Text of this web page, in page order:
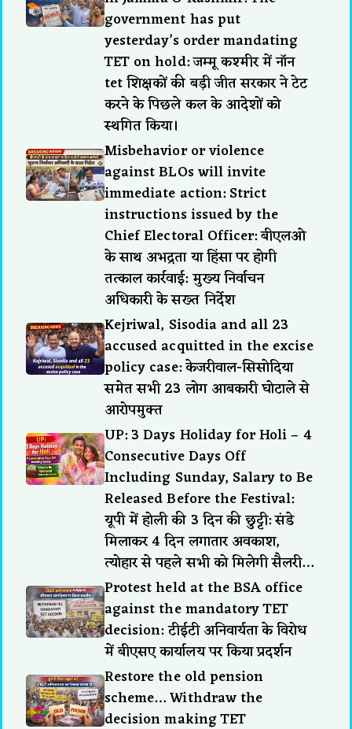
government has put
yesterday’s order mandating
TET on hold: जम्मू कश्मीर में नॉन
tet शिक्षकों की बड़ी जीत सरकार ने टेट
करने के पिछले कल के आदेशों को
स्थगित किया।
Misbehavior or violence
against BLOs will invite
immediate action: Strict
instructions issued by the
Chief Electoral Officer: बीएलओ
के साथ अभद्रता या हिंसा पर होगी
तत्काल कार्रवाई: मुख्य निर्वाचन
अधिकारी के सख्त निर्देश
Kejriwal, Sisodia and all 23
accused acquitted in the excise
policy case: केजरीवाल-सिसोदिया
समेत सभी 23 लोग आबकारी घोटाले से
आरोपमुक्त
UP: 3 Days Holiday for Holi – 4
Consecutive Days Off
Including Sunday, Salary to Be
Released Before the Festival:
यूपी में होली की 3 दिन की छुट्टी: संडे
मिलाकर 4 दिन लगातार अवकाश,
त्योहार से पहले सभी को मिलेगी सैलरी…
Protest held at the BSA office
against the mandatory TET
decision: टीईटी अनिवार्यता के विरोध
में बीएसए कार्यालय पर किया प्रदर्शन
Restore the old pension
scheme… Withdraw the
decision making TET